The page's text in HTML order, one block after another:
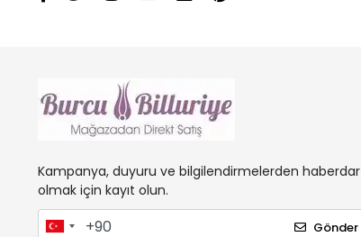
Kampanya, duyuru ve bilgilendirmelerden haberdar
olmak için kayıt olun.
Gönder